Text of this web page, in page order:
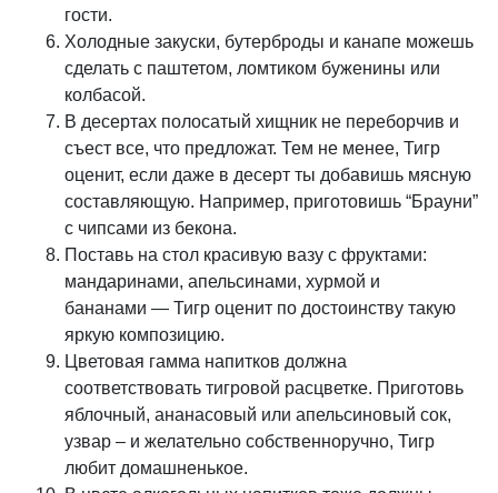
гости.
Холодные закуски, бутерброды и канапе можешь
сделать с паштетом, ломтиком буженины или
колбасой.
В десертах полосатый хищник не переборчив и
съест все, что предложат. Тем не менее, Тигр
оценит, если даже в десерт ты добавишь мясную
составляющую. Например, приготовишь “Брауни”
с чипсами из бекона.
Поставь на стол красивую вазу с фруктами:
мандаринами, апельсинами, хурмой и
бананами — Тигр оценит по достоинству такую
яркую композицию.
Цветовая гамма напитков должна
соответствовать тигровой расцветке. Приготовь
яблочный, ананасовый или апельсиновый сок,
узвар – и желательно собственноручно, Тигр
любит домашненькое.